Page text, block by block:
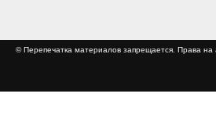
© Перепечатка материалов запрещается.